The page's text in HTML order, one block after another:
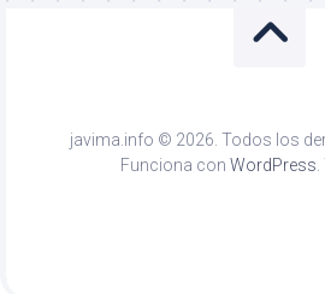
javima.info © 2026. Todos los
Funciona con WordPress.